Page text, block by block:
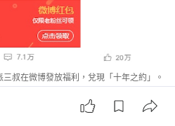
叔在微博發放福利，兌現「十年之約」。